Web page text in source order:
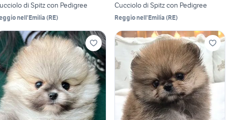
di Spitz con Pedigree
nell'Emilia (RE)
Cucciolo di Spitz con Pedigree
Reggio nell'Emilia (RE)